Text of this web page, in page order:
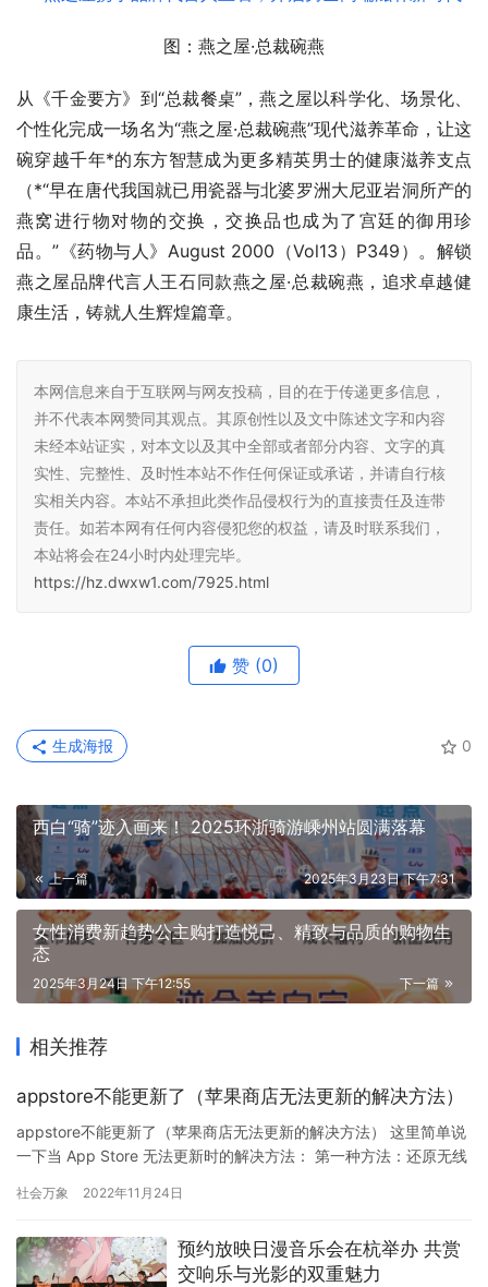
图：燕之屋·总裁碗燕
从《千金要方》到“总裁餐桌”，燕之屋以科学化、场景化、
个性化完成一场名为“燕之屋·总裁碗燕”现代滋养革命，让这
碗穿越千年*的东方智慧成为更多精英男士的健康滋养支点
（*“早在唐代我国就已用瓷器与北婆罗洲大尼亚岩洞所产的
燕窝进行物对物的交换，交换品也成为了宫廷的御用珍
品。”《药物与人》August 2000（Vol13）P349）。解锁
燕之屋品牌代言人王石同款燕之屋·总裁碗燕，追求卓越健
康生活，铸就人生辉煌篇章。
本网信息来自于互联网与网友投稿，目的在于传递更多信息，
并不代表本网赞同其观点。其原创性以及文中陈述文字和内容
未经本站证实，对本文以及其中全部或者部分内容、文字的真
实性、完整性、及时性本站不作任何保证或承诺，并请自行核
实相关内容。本站不承担此类作品侵权行为的直接责任及连带
责任。如若本网有任何内容侵犯您的权益，请及时联系我们，
本站将会在24小时内处理完毕。
https://hz.dwxw1.com/7925.html
赞 (0)
0
生成海报
西白“骑”迹入画来！ 2025环浙骑游嵊州站圆满落幕
上一篇 2025年3月23日 下午7:31
女性消费新趋势公主购打造悦己、精致与品质的购物生
态
下一篇
2025年3月24日 下午12:55
相关推荐
appstore不能更新了（苹果商店无法更新的解决方法）
appstore不能更新了（苹果商店无法更新的解决方法） 这里简单说
一下当 App Store 无法更新时的解决方法： 第一种方法：还原无线
iOS 设备重新从无线路由器上获取网络参数。 1.首先找到手机的“设
击进入 。 2.在无线局域网…
社会万象 2022年11月24日
预约放映日漫音乐会在杭举办 共赏
交响乐与光影的双重魅力